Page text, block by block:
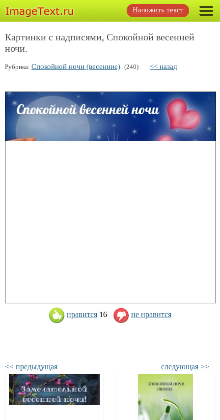
Наложить текст
Картинки с надписями, Спокойной весенней
ночи.
Рубрика: Спокойной ночи (весенние) (240) << назад
нравится 16 не нравится
<< предыдущая следующая >>